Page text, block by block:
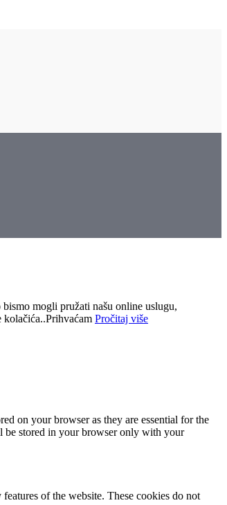
mogli pružati našu online uslugu,
kolačića..Prihvaćam Pročitaj više
on your browser as they are essential for the
be stored in your browser only with your
of the website. These cookies do not